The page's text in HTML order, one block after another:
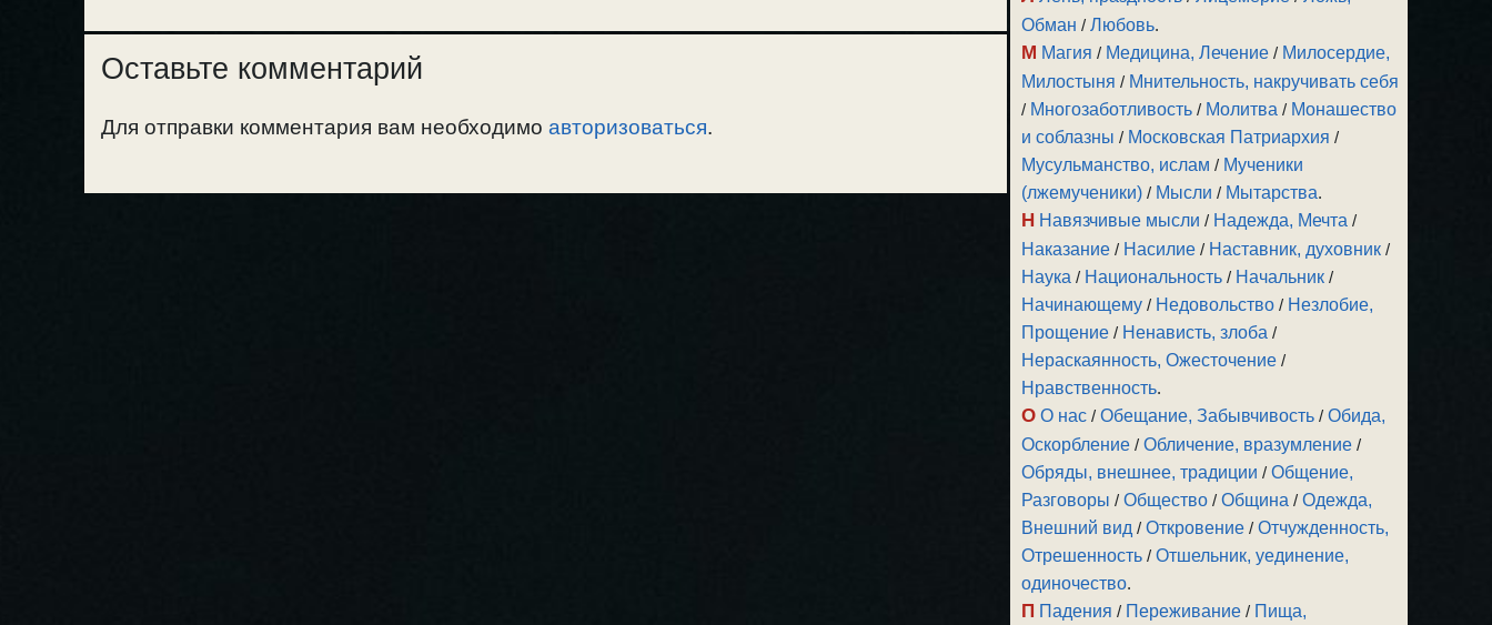
Оставьте комментарий
Для отправки комментария вам необходимо авторизоваться.
Обман /Любовь.
М Магия / Медицина, Лечение / Милосердие,
Милостыня / Мнительность, накручивать себя
/ Многозаботливость / Молитва / Монашество
и соблазны / Московская Патриархия /
Мусульманство, ислам / Мученики
(лжемученики) / Мысли / Мытарства.
Н Навязчивые мысли / Надежда, Мечта /
Наказание / Насилие / Наставник, духовник /
Наука / Национальность / Начальник /
Начинающему / Недовольство / Незлобие,
Прощение / Ненависть, злоба /
Нераскаянность, Ожесточение /
Нравственность.
О О нас /Обещание, Забывчивость /Обида,
Оскорбление /Обличение, вразумление /
Обряды, внешнее, традиции /Общение,
Разговоры /Общество /Община /Одежда,
Внешний вид /Откровение /Отчужденность,
Отрешенность /Отшельник, уединение,
одиночество.
П Падения / Переживание / Пища,